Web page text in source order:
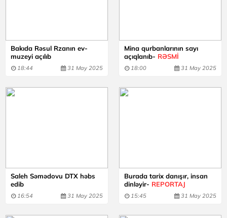
Bakıda Rəsul Rzanın ev-
muzeyi açılıb
18:44 31 May 2025
Mina qurbanlarının sayı
açıqlanıb- RƏSMİ
18:00 31 May 2025
Saleh Səmədovu DTX həbs
edib
16:54 31 May 2025
Burada tarix danışır, insan
dinləyir- REPORTAJ
15:45 31 May 2025